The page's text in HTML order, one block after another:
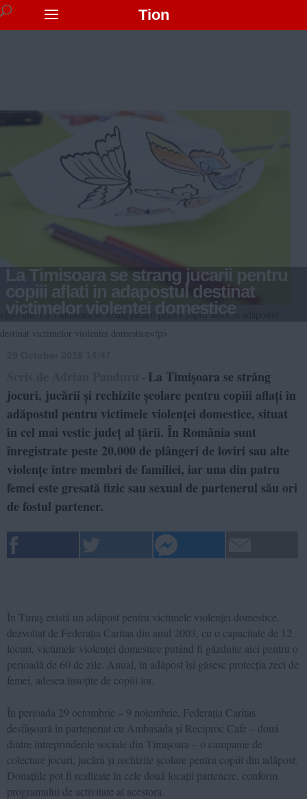
Tion
La Timisoara se strang jucarii pentru
copiii aflati in adapostul destinat
victimelor violentei domestice
<p>Tion: La Timisoara se strang jucarii pentru copiii aflati in adapostul
destinat victimelor violentei domestice</p>
- La Timișoara se strâng
jocuri, jucării și rechizite școlare pentru copiii aflați în
adăpostul pentru victimele violenței domestice, situat
în cel mai vestic județ al țării. În România sunt
înregistrate peste 20.000 de plângeri de loviri sau alte
violențe între membri de familiei, iar una din patru
femei este gresată fizic sau sexual de partenerul său ori
de fostul partener.
În Timiș există un adăpost pentru victimele violenței domestice,
dezvoltat de Federația Caritas din anul 2003, cu o capacitate de 12
locuri, victimele violenței domestice putând fi găzduite aici pentru o
perioadă de 60 de zile. Anual, în adăpost își găsesc protecția zeci de
femei, adesea însoțite de copiii lor.
În perioada 29 octombrie – 9 noiembrie, Federația Caritas
desfășoară în parteneriat cu Ambasada și Reciproc Cafe – două
dintre întreprinderile sociale din Timișoara – o campanie de
colectare jocuri, jucării și rechizite școlare pentru copiii din adăpost.
Donațiile pot fi realizate în cele două locații partenere, conform
programului de activitate al acestora.